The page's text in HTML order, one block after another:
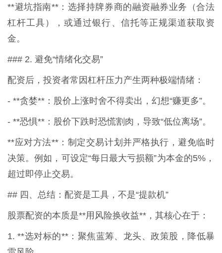
**避坑指南**：选择持牌券商的融资融券业务（合法
杠杆工具），或通过银行、信托等正规渠道获取资
金。
### 2. 避免“情绪化交易”
配资后，投资者常因杠杆压力产生两种极端情绪：
- **贪婪**：股价上涨时舍不得卖出，幻想“赚更多”。
- **恐惧**：股价下跌时恐慌割肉，导致“低位离场”。
**应对方法**：制定交易计划并严格执行，避免临时
决策。例如，可设定“每日最大亏损额”为本金的5%，
超过即停止交易。
## 四、总结：配资是工具，不是“提款机”
股票配资的本质是**用风险换收益**，其核心在于：
1. **选对标的**：聚焦蓝筹、龙头、政策股，降低暴